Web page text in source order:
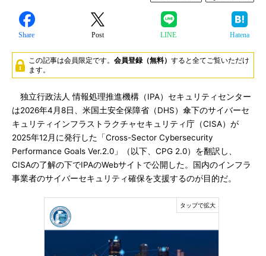
Share Post LINE Hatena
この記事は会員限定です。 会員登録（無料） すると全てご覧いただけ
ます。
独立行政法人 情報処理推進機構（IPA）セキュリティセンター
は2026年4月8日、米国土安全保障省（DHS）傘下のサイバーセ
キュリティインフラストラクチャセキュリティ庁（CISA）が
2025年12月に発行した「Cross-Sector Cybersecurity
Performance Goals Ver.2.0」（以下、CPG 2.0）を翻訳し、
CISAの了解の下でIPAのWebサイトで公開した。国内のインフラ
事業者のサイバーセキュリティ確保を支援するのが目的だ。